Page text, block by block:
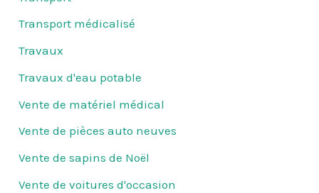
Transport médicalisé
Travaux
Travaux d'eau potable
Vente de matériel médical
Vente de pièces auto neuves
Vente de sapins de Noël
Vente de voitures d'occasion